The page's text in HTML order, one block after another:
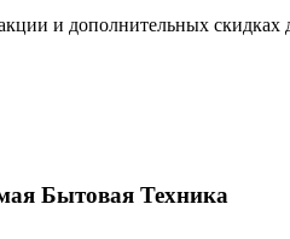
и дополнительных скидках
Бытовая Техника